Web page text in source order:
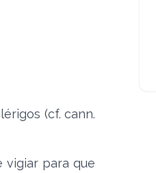
(cf. cann.
vigiar para que